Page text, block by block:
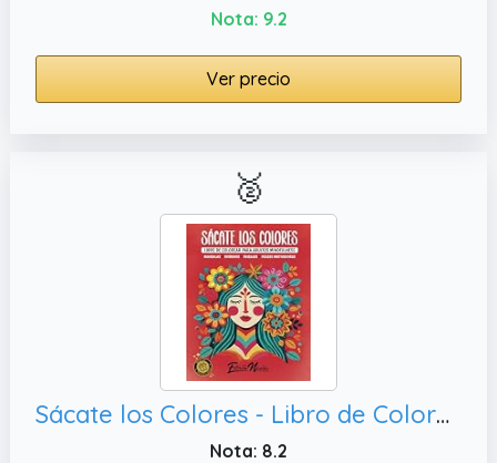
Nota: 9.2
Ver precio
🥈
Sácate los Colores - Libro de Colorear para Adultos Mindfulness: Mandalas, Frases Motivadoras y de inspiración para la ... (Mindful Art | Arteterapia Antiestrés)
Nota: 8.2